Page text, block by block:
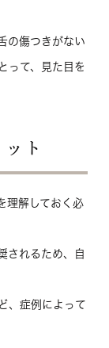
の傷つきがない
って、見た目を
ト
理解しておく必
されるため、自
、症例によって